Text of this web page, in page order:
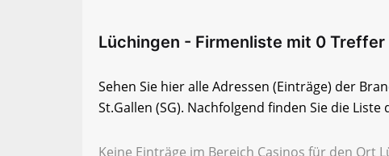
Lüchingen - Firmenliste mit 0 Treffer
Sehen Sie hier alle Adressen (Einträge) der
St.Gallen (SG). Nachfolgend finden Sie die Liste
Keine Einträge im Bereich Casinos für den Ort